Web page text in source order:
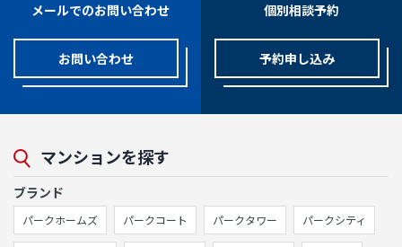
メールでのお問い合わせ
お問い合わせ
個別相談予約
予約申し込み
マンションを探す
ブランド
パークホームズ パークコート パークタワー パークシティ